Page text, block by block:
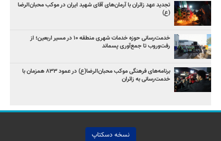
تجدید عهد زائران با آرمان‌های آقای شهید ایران در موکب محبان‌الرضا
(ع)
خدمت‌رسانی حوزه خدمات شهری منطقه ۱۰ در مسیر اربعین؛ از
رفت‌وروب تا جمع‌آوری پسماند
برنامه‌های فرهنگی موکب محبان‌الرضا(ع) در عمود ۸۳۳ همزمان با
خدمت‌رسانی به زائران
نسخه دسکتاپ